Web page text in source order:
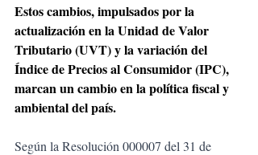
Estos cambios, impulsados por la
actualización en la Unidad de Valor
Tributario (UVT) y la variación del
Índice de Precios al Consumidor (IPC),
marcan un cambio en la política fiscal y
ambiental del país.
Según la Resolución 000007 del 31 de